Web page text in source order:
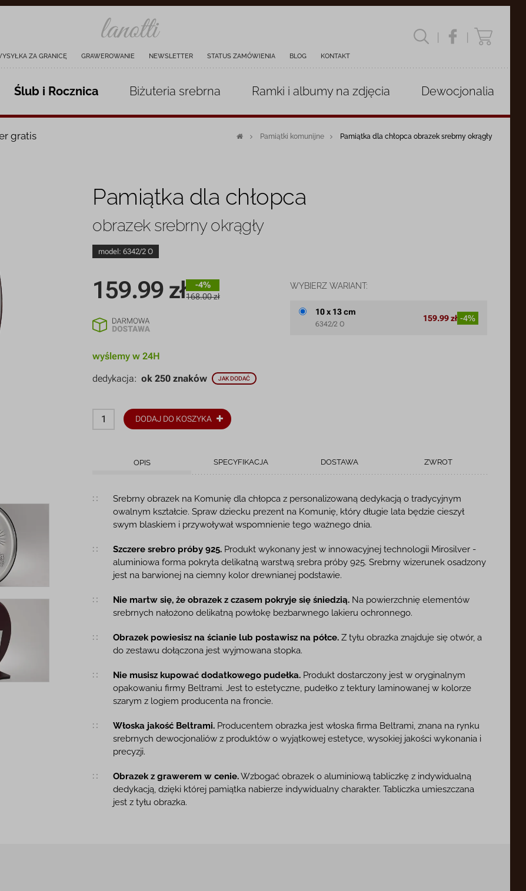
ZA GRANICĘ GRAWEROWANIE NEWSLETTER STATUS ZAMÓWIENIA BLOG KONTAKT
| |
Ślub i Rocznica Biżuteria srebrna Ramki i albumyna zdjęcia Dewocjonalia
gratis Pamiątki komunijne Pamiątka dla chłopca obrazek srebrny okrągły
Pamiątka dla chłopca
obrazek srebrny okrągły
model:6342/2 O
159.99 zł
-4%
168.00 zł
wyślemy w 24H
dedykacja:ok 250 znaków JAK DODAĆ
DODAJ DO KOSZYKA
WYBIERZ WARIANT:
10 x 13 cm
6342/2 O
159.99 zł -4%
OPIS SPECYFIKACJA DOSTAWA ZWROT
Opis produktu
Srebrny obrazek na Komunię dla chłopca z personalizowaną dedykacją o tradycyjnym
owalnym kształcie. Spraw dziecku prezent na Komunię, który długie lata będzie cieszył
swym blaskiem i przywoływał wspomnienie tego ważnego dnia.
Szczere srebro próby 925. Produkt wykonany jest w innowacyjnej technologii Mirosilver -
aluminiowa forma pokryta delikatną warstwą srebra próby 925. Srebrny wizerunek osadzony
jest na barwionej na ciemny kolor drewnianej podstawie.
Nie martw się, że obrazek z czasem pokryje się śniedzią. Na powierzchnię elementów
srebrnych nałożono delikatną powłokę bezbarwnego lakieru ochronnego.
Obrazek powiesisz na ścianie lub postawisz na półce. Z tyłu obrazka znajduje się otwór, a
do zestawu dołączona jest wyjmowana stopka.
Nie musisz kupować dodatkowego pudełka. Produkt dostarczony jest w oryginalnym
opakowaniu firmy Beltrami. Jest to estetyczne, pudełko z tektury laminowanej w kolorze
szarym z logiem producenta na froncie.
Włoska jakość Beltrami. Producentem obrazka jest włoska firma Beltrami, znana na rynku
srebrnych dewocjonaliów z produktów o wyjątkowej estetyce, wysokiej jakości wykonania i
precyzji.
Obrazek z grawerem w cenie.Wzbogać obrazek o aluminiową tabliczkę z indywidualną
dedykacją, dzięki której pamiątka nabierze indywidualny charakter. Tabliczka umieszczana
jest z tyłu obrazka.